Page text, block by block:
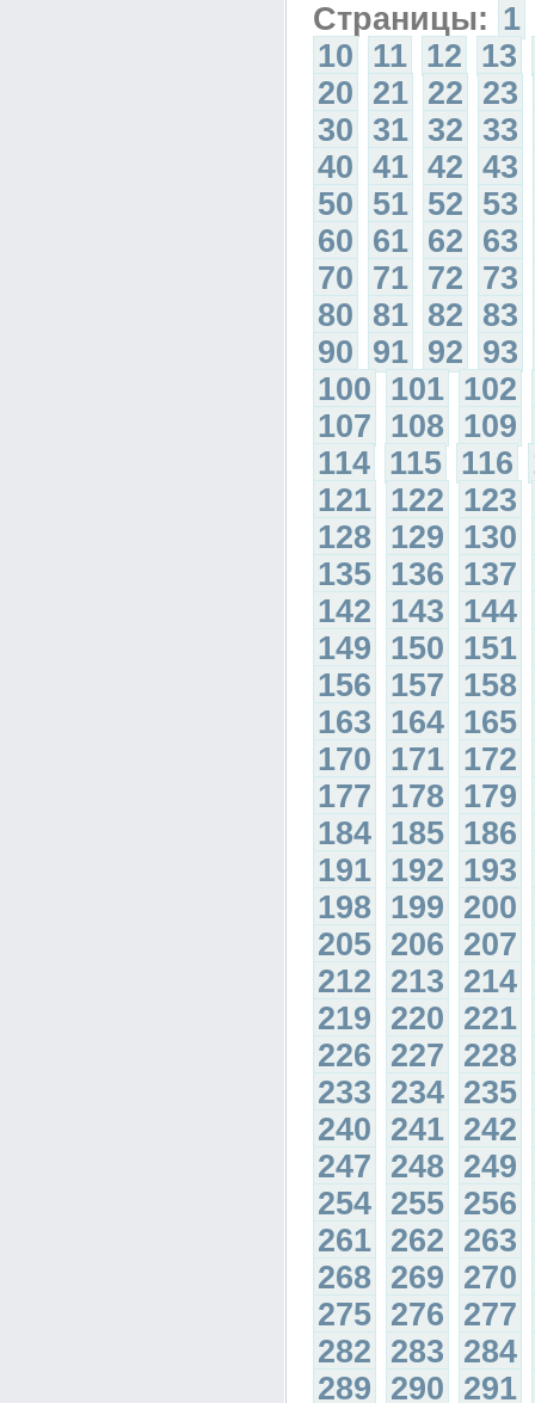
Страницы: 1
10 11 12 13
20 21 22 23
30 31 32 33
40 41 42 43
50 51 52 53
60 61 62 63
70 71 72 73
80 81 82 83
90 91 92 93
100 101 102
107 108 109
114 115 116
121 122 123
128 129 130
135 136 137
142 143 144
149 150 151
156 157 158
163 164 165
170 171 172
177 178 179
184 185 186
191 192 193
198 199 200
205 206 207
212 213 214
219 220 221
226 227 228
233 234 235
240 241 242
247 248 249
254 255 256
261 262 263
268 269 270
275 276 277
282 283 284
289 290 291